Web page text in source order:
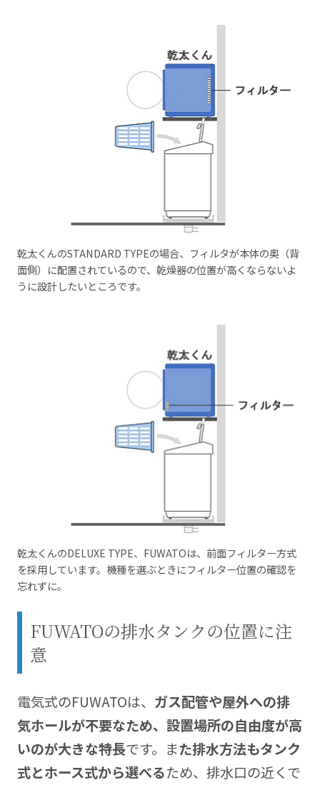
乾太くんのSTANDARD TYPEの場合、フィルタが本体の奥（背
面側）に配置されているので、乾燥器の位置が高くならないよ
うに設計したいところです。
乾太くんのDELUXE TYPE、FUWATOは、前面フィルター方式
を採用しています。機種を選ぶときにフィルター位置の確認を
忘れずに。
FUWATOの排水タンクの位置に注
意
電気式のFUWATOは、 ガス配管や屋外への排
気ホールが不要なため、設置場所の自由度が高
いのが大きな特長です。また排水方法もタンク
式とホース式から選べるため、排水口の近くで